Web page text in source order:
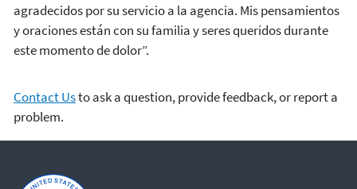
agradecidos por su servicio a la agencia. Mis pensamientos
y oraciones están con su familia y seres queridos durante
este momento de dolor”.
Contact Usto ask a question, provide feedback, or report a
problem.